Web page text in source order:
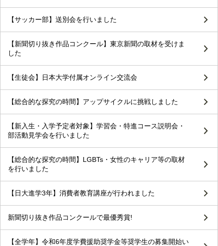
【サッカー部】送別会を行いました
【新聞切り抜き作品コンクール】東京新聞の取材を受けま
した
【生徒会】日本大学付属オンライン交流会
【総合的な探究の時間】アップサイクルに挑戦しました
【新入生・入学予定者対象】学習会・特進コース説明会・
部活動見学会を行いました
【総合的な探究の時間】LGBTs・女性のキャリア等の取材
を行いました
【日大進学3年】消費者教育講座が行われました
新聞切り抜き作品コンクールで最優秀賞!
【全学年】令和6年度学費援助奨学金等奨学生の募集開始い